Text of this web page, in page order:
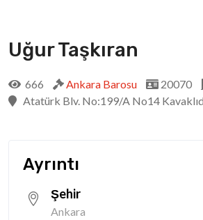
Uğur Taşkıran
666 Ankara Barosu
20070
Atatürk Blv. No:199/A No14
Ayrıntı
Şehir
Ankara